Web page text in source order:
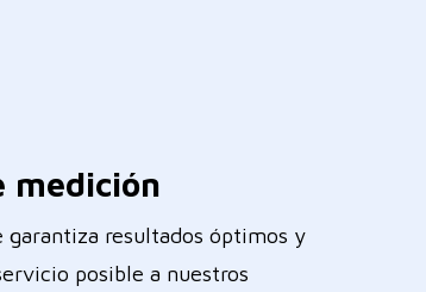
medición
resultados óptimos y
posible a nuestros